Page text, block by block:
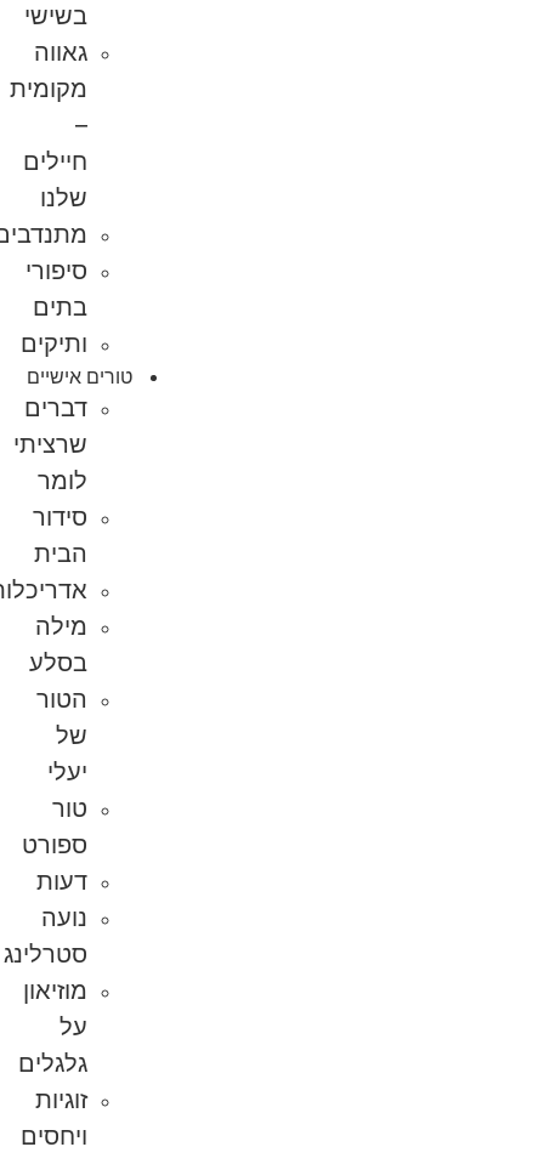
בשישי
גאווה
מקומית
חיילים
שלנו
מתנדבים
סיפורי
בתים
ותיקים
טורים אישיים
דברים
שרציתי
לומר
סידור
הבית
אדריכלות
מילה
בסלע
הטור
טור
ספורט
דעות
נועה
סטרלינג
מוזיאון
גלגלים
זוגיות
ויחסים